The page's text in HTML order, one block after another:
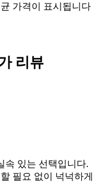
가격이 표시됩니다
리뷰
속 있는 선택입니다.
필요 없이 넉넉하게